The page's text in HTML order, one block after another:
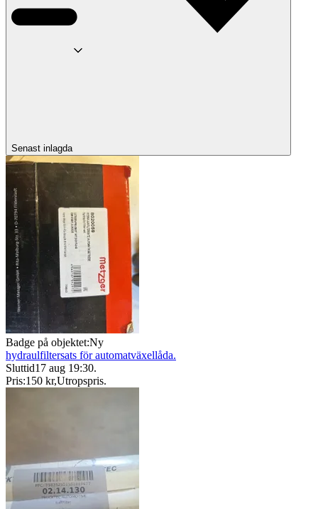
Senast inlagda
Badge på objektet:Ny
hydraulfiltersats för automatväxellåda.
Sluttid17 aug 19:30.
Pris:150 kr,Utropspris.